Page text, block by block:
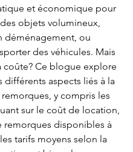
et économique pour
objets volumineux,
déménagement, ou
des véhicules. Mais
coûte? Ce blogue explore
différents aspects liés à la
y compris les
sur le coût de location,
remorques disponibles à
tarifs moyens selon la